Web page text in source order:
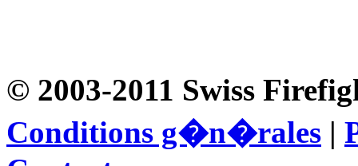
© 2003-2011 Swiss
Conditions g�n�rales |